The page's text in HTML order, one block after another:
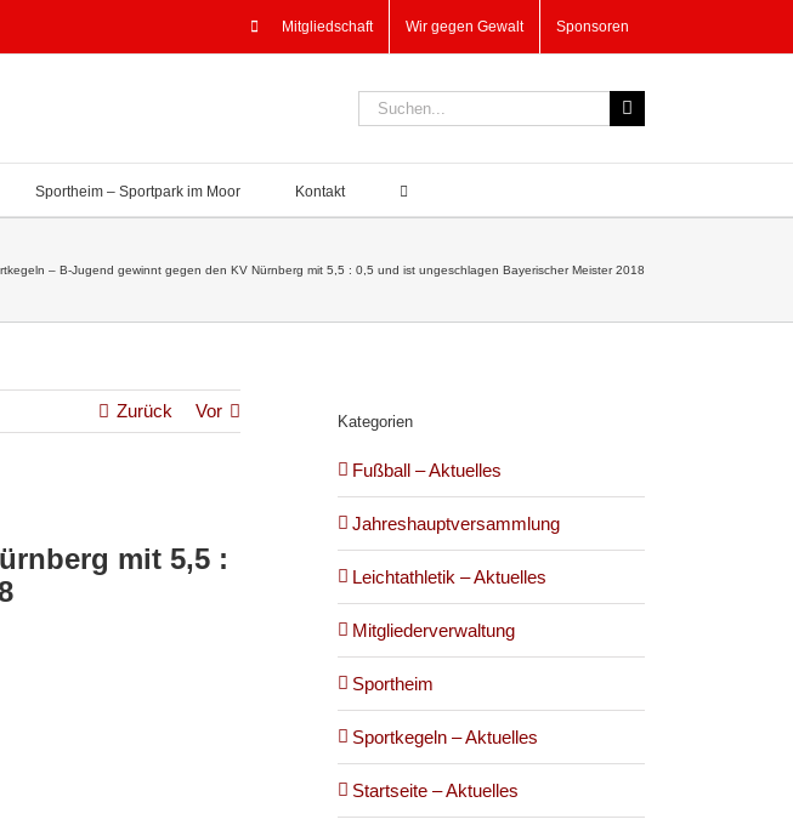
Mitgliedschaft Wir gegen Gewalt Sponsoren
Suche
nach:
Sportheim – Sportpark im Moor Kontakt
– B-Jugend gewinnt gegen den KV Nürnberg mit 5,5 : 0,5 und ist ungeschlagen Bayerischer Meister 2018
Zurück Vor
mit 5,5 :
Kategorien
Fußball – Aktuelles
Jahreshauptversammlung
Leichtathletik – Aktuelles
Mitgliederverwaltung
Sportheim
Sportkegeln – Aktuelles
Startseite – Aktuelles